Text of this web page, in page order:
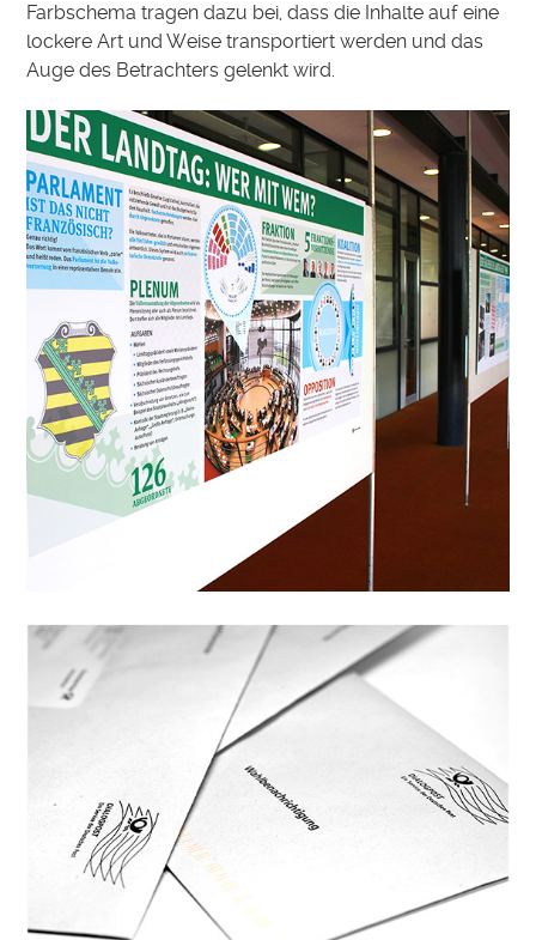
Farbschema tragen dazu bei, dass die Inhalte auf eine
lockere Art und Weise transportiert werden und das
Auge des Betrachters gelenkt wird.